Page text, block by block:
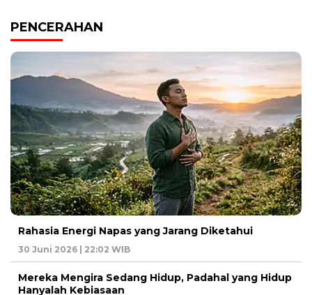
PENCERAHAN
Rahasia Energi Napas yang Jarang Diketahui
30 Juni 2026 | 22:02 WIB
Mereka Mengira Sedang Hidup, Padahal yang Hidup
Hanyalah Kebiasaan